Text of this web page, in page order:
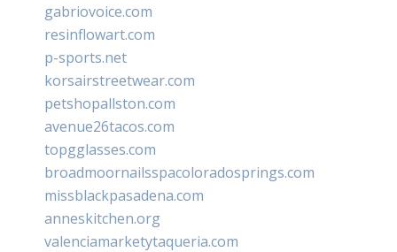
gabriovoice.com
resinflowart.com
p-sports.net
korsairstreetwear.com
petshopallston.com
avenue26tacos.com
topgglasses.com
broadmoornailsspacoloradosprings.com
missblackpasadena.com
anneskitchen.org
valenciamarketytaqueria.com